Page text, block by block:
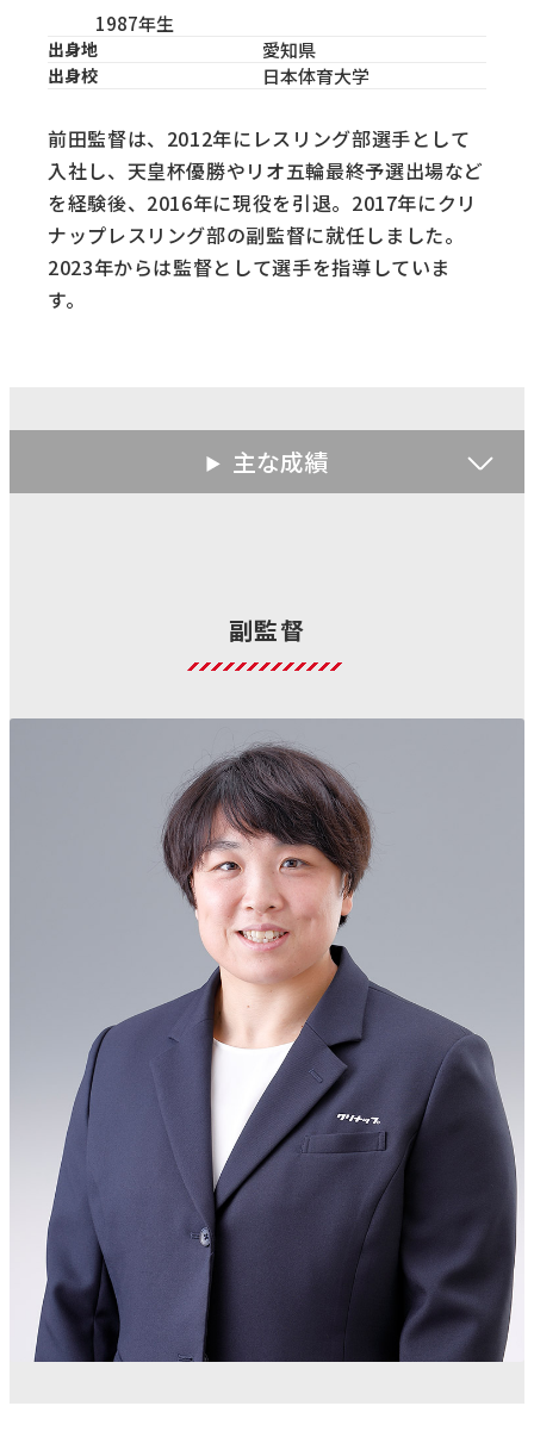
1987年生
出身地 愛知県
出身校 日本体育大学
前田監督は、2012年にレスリング部選手として
入社し、天皇杯優勝やリオ五輪最終予選出場など
を経験後、2016年に現役を引退。2017年にクリ
ナップレスリング部の副監督に就任しました。
2023年からは監督として選手を指導していま
す。
主な成績
副監督